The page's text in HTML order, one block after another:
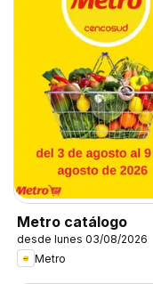
Metro catálogo
desde lunes 03/08/2026
Metro